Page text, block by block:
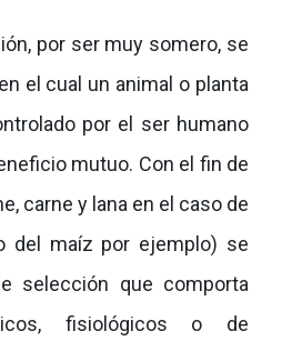
por ser muy somero, se
el cual un animal o planta
por el ser humano
mutuo. Con el fin de
carne y lana en el caso de
del maíz por ejemplo) se
selección que comporta
fisiológicos o de